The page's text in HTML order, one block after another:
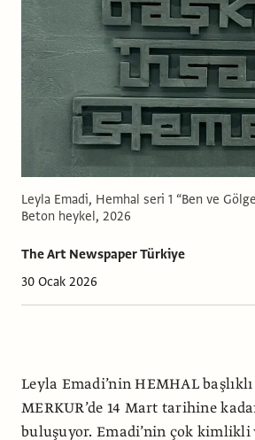
The Art Newspaper Türkiye
30 Ocak 2026
Leyla Emadi, Hemhal seri 1 “Ben ve
Beton heykel, 2026
Leyla Emadi’nin HEMHAL
MERKUR’de 14 Mart tarihine
buluşuyor. Emadi’nin çok